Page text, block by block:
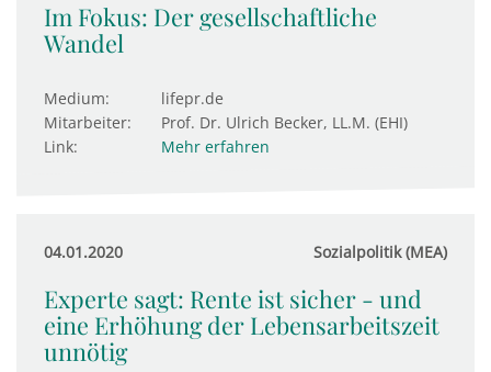
Im Fokus: Der gesellschaftliche
Wandel
Medium:
lifepr.de
Mitarbeiter:
Prof. Dr. Ulrich Becker, LL.M. (EHI)
Link:
Mehr erfahren
04.01.2020 Sozialpolitik (MEA)
Experte sagt: Rente ist sicher - und
eine Erhöhung der Lebensarbeitszeit
unnötig